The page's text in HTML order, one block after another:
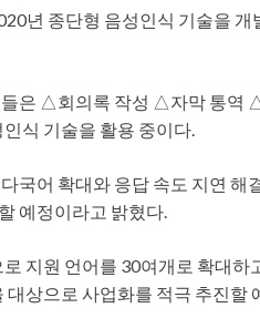
년 종단형 음성인식 기술을
들은 △회의록 작성 △자막 통역
식 기술을 활용 중이다.
국어 확대와 응답 속도 지연 해
예정이라고 밝혔다.
지원 언어를 30여개로 확대하
대상으로 사업화를 적극 추진할